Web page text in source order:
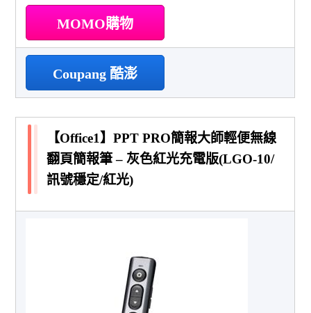
MOMO購物
Coupang 酷澎
【Office1】PPT PRO簡報大師輕便無線
翻頁簡報筆 – 灰色紅光充電版(LGO-10/
訊號穩定/紅光)